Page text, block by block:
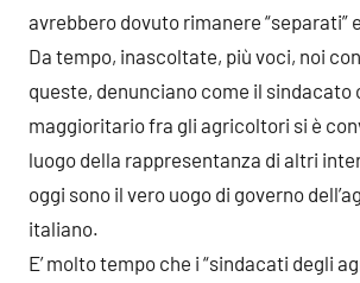
avrebbero dovuto rimanere “separati”
Da tempo, inascoltate, più voci, noi
queste, denunciano come il sindacato
maggioritario fra gli agricoltori si è
luogo della rappresentanza di altri
oggi sono il vero uogo di governo
italiano.
E’ molto tempo che i “sindacati degli